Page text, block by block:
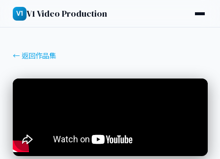
V1 V1 Video Production
← 返回作品集